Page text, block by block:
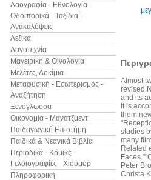
Λαογραφία - Εθνολογία -
Οδοιπορικά - Ταξίδια -
Ανακαλύψεις
Λεξικά
Λογοτεχνία
Μαγειρική & Οινολογία
Μελέτες, Δοκίμια
Μεταφυσική - Εσωτερισμός -
Αναζήτηση
Ξενόγλωσσα
Οικονομία - Μάνατζμεντ
Παιδαγωγική Επιστήμη
Παιδικά & Νεανικά Βιβλία
Περιοδικά - Κόμικς -
Γελοιογραφίες - Χιούμορ
Πληροφορική
Almost
revised
and its
It is
them
studies
many
Related
Peter
Christa